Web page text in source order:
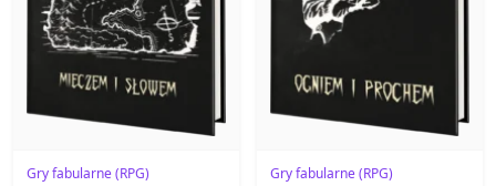
Gry fabularne (RPG) Gry fabularne (RPG)